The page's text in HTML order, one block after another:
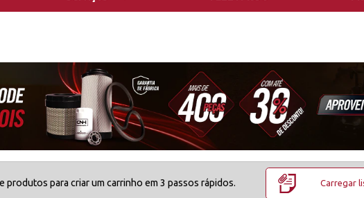
produtos para criar um carrinho em 3 passos rápidos. Carregar